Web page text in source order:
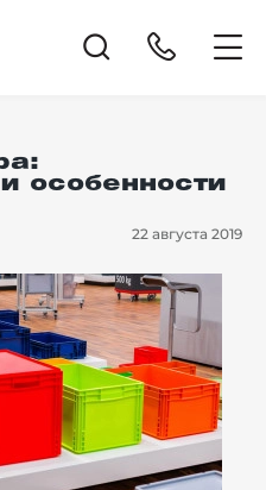
особенности
22 августа 2019